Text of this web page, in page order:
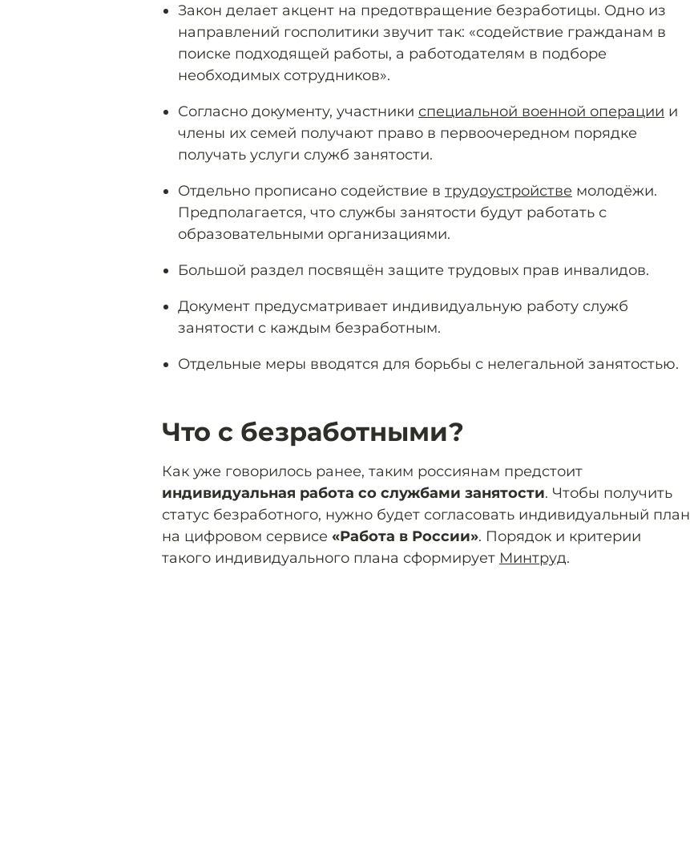
Закон делает акцент на предотвращение безработицы. Одно из
направлений госполитики звучит так: «содействие гражданам в
поиске подходящей работы, а работодателям в подборе
необходимых сотрудников».
Согласно документу, участники специальной военной операции и
члены их семей получают право в первоочередном порядке
получать услуги служб занятости.
Отдельно прописано содействие в трудоустройстве молодёжи.
Предполагается, что службы занятости будут работать с
образовательными организациями.
Большой раздел посвящён защите трудовых прав инвалидов.
Документ предусматривает индивидуальную работу служб
занятости с каждым безработным.
Отдельные меры вводятся для борьбы с нелегальной занятостью.
Что с безработными?
Как уже говорилось ранее, таким россиянам предстоит
индивидуальная работа со службами занятости. Чтобы получить
статус безработного, нужно будет согласовать индивидуальный план
на цифровом сервисе «Работа в России». Порядок и критерии
такого индивидуального плана сформирует Минтруд.